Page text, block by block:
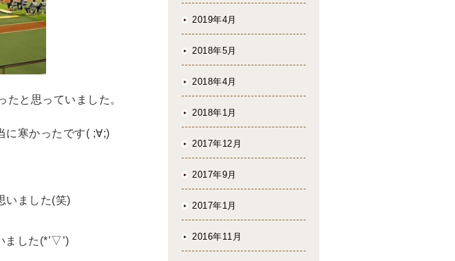
と思っていました。
に寒かったです( ;∀;)
いました(笑)
ました(*’▽’)
2019年4月
2018年5月
2018年4月
2018年1月
2017年12月
2017年9月
2017年1月
2016年11月